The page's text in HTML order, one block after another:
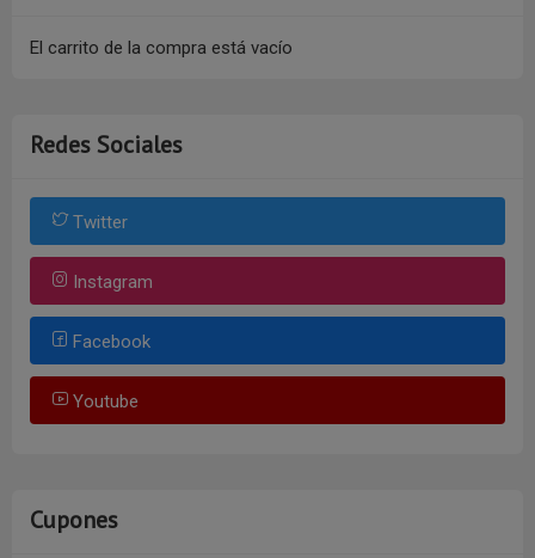
El carrito de la compra está vacío
Redes Sociales
Twitter
Instagram
Facebook
Youtube
Cupones